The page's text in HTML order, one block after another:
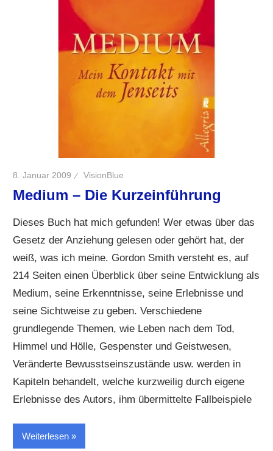
8. Januar 2009 VisionBlue
Medium – Die Kurzeinführung
Dieses Buch hat mich gefunden! Wer etwas über das
Gesetz der Anziehung gelesen oder gehört hat, der
weiß, was ich meine. Gordon Smith versteht es, auf
214 Seiten einen Überblick über seine Entwicklung als
Medium, seine Erkenntnisse, seine Erlebnisse und
seine Sichtweise zu geben. Verschiedene
grundlegende Themen, wie Leben nach dem Tod,
Himmel und Hölle, Gespenster und Geistwesen,
Veränderte Bewusstseinszustände usw. werden in
Kapiteln behandelt, welche kurzweilig durch eigene
Erlebnisse des Autors, ihm übermittelte Fallbeispiele
Weiterlesen